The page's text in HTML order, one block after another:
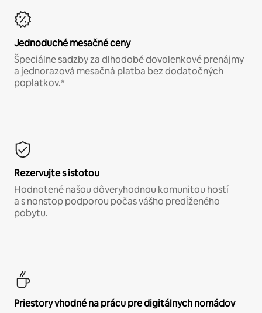
Jednoduché mesačné ceny
Špeciálne sadzby za dlhodobé dovolenkové prenájmy
a jednorazová mesačná platba bez dodatočných
poplatkov.*
Rezervujte s istotou
Hodnotené našou dôveryhodnou komunitou hostí
a s nonstop podporou počas vášho predĺženého
pobytu.
Priestory vhodné na prácu pre digitálnych nomádov